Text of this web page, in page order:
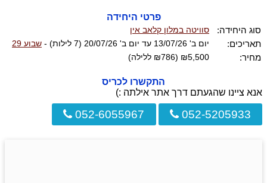
פרטי היחידה
סוג היחידה:
סוויטה במלון קלאב אין
תאריכים: יום ב' 13/07/26 עד יום ב' 20/07/26 (7 לילות) - שבוע 29
מחיר: ₪5,500 (₪786 ללילה)
התקשרו לכריס
אנא ציינו שהגעתם דרך אתר אילתה :)
052-5205933
052-6055967